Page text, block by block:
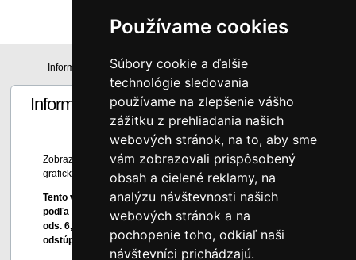
Používame cookies
Súbory cookie a ďalšie
technológie sledovania
používame na zlepšenie vášho
zážitku z prehliadania našich
webových stránok, na to, aby sme
vám zobrazovali prispôsobený
obsah a cielené reklamy, na
analýzu návštevnosti našich
webových stránok a na
pochopenie toho, odkiaľ naši
návštevníci prichádzajú.
Informácie Technická špecifikácia
Informácie
Zobrazené farby sú len informatívne a môžu byť skreslené
grafickou úpravou a nastavením monitora.
Tento výrobok je atypickým výrobkom vyrobeným na mieru,
podľa osobitných požiadaviek spotrebiteľa, preto podľa § 7
ods. 6, písm. c) zákona č. 102/2014 Z. z. spotrebiteľ nemôže
odstúpiť od zmluvy bez súhlasu predávajúceho.